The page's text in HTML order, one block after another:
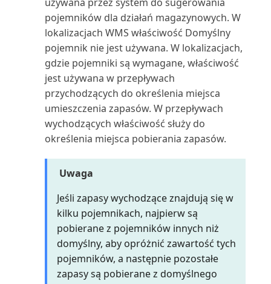
Łączenie z Microsoft Dataverse
Środowiska piaskownicy
Praca z okresami zapasów
Praca z przeglądami
finansowymi w programie Exc...
Praca z przychodami cyklicznymi
Praca z raportowaniem Intrastat
Przegląd finansowy
Przegląd przepływów
pieniężnych
Przeglądanie kont księgi
Wielojęzyczne aplikacje Power BI
dla Business C...
Wprowadzanie zewnętrznych
numerów dokumentów
Wybór raportów w Business
Central
Wyszukiwanie kontaktów z
Microsoft Teams
Wyświetlanie i edytowanie w
programie Excel z B...
Wyświetlanie niestandardowych
raportów Power BI
raportów za pomoc...
Uruchamianie i drukowanie
raportów w Business C...
Uruchamianie zadań
wsadowych i XMLportów
Ustawianie układu raportu
rozszerzeniem Envestnet...
Używanie Business Central z
Outlookiem
Używanie kluczy alokacji w
dziennikach głównych
(raport)
Nabywca: uproszczone
wiekowanie podsumowania (...
Nabywca: lista 10 najlepszych
(raport)
Nabywca: lista sprzedaży
(raport)
Nabywca: potwierdzenie
płatności (raport)
Nabywca: szczegółowy bilans
próbny (raport)
Nabywca: zestawienie obrotów i
sald (raport)
pojemników dla działań magazynowych. W
lokalizacjach WMS właściwość Domyślny
pojemnik nie jest używana. W lokalizacjach,
gdzie pojemniki są wymagane, właściwość
jest używana w przepływach
przychodzących do określenia miejsca
umieszczenia zapasów. W przepływach
wychodzących właściwość służy do
określenia miejsca pobierania zapasów.
Uwaga
Jeśli zapasy wychodzące znajdują się w
kilku pojemnikach, najpierw są
pobierane z pojemników innych niż
domyślny, aby opróżnić zawartość tych
pojemników, a następnie pozostałe
zapasy są pobierane z domyślnego